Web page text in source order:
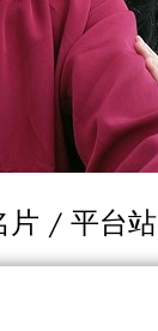
片 / 平台站